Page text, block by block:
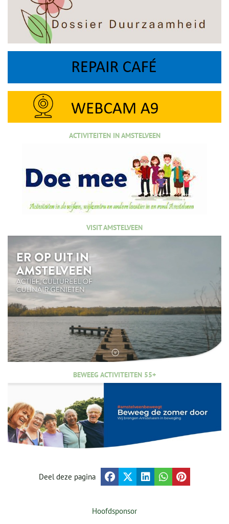
ACTIVITEITEN IN AMSTELVEEN
VISIT AMSTELVEEN
BEWEEG ACTIVITEITEN 55+
Deel deze pagina
Hoofdsponsor